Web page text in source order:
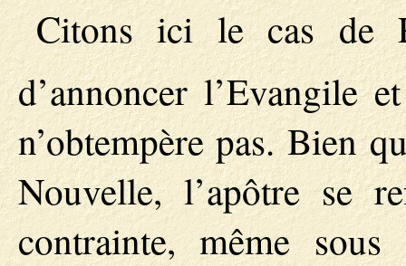
Citons ici le cas de
d’annoncer
n’obtempère pas. Bien
Nouvelle, l’apôtre se
contrainte, même